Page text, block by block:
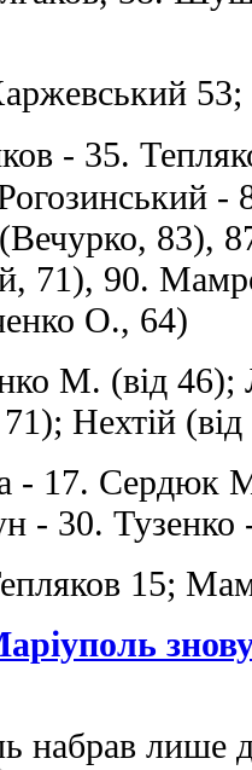
- 35.
-
83),
71), 90.
О., 64)
М. (від 46);
Нехтій
- 17. Сердюк
- 30. Тузенко
15;
лише